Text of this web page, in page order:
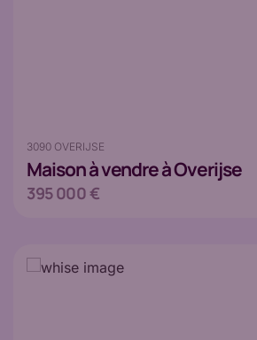
3090 OVERIJSE
Maisonà vendre à Overijse
395 000 €